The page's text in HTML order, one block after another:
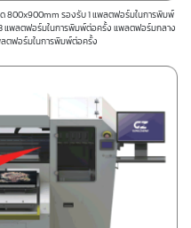
รองรับ 1 แพลตฟอร์มในการพิมพ์
แพลตฟอร์มในการพิมพ์ต่อครั้ง แพลตฟอร์มกลาง
ตฟอร์มในการพิมพ์ต่อครั้ง